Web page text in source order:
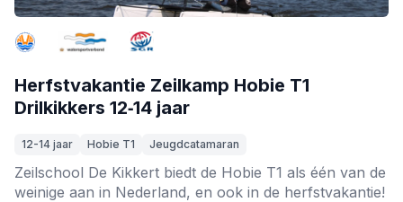
Herfstvakantie Zeilkamp Hobie T1
Drilkikkers 12‑14 jaar
12-14 jaar Hobie T1 Jeugdcatamaran
Zeilschool De Kikkert biedt de Hobie T1 als één van de
weinige aan in Nederland, en ook in de herfstvakantie!